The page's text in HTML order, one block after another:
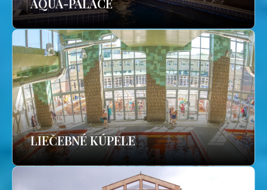
AQUA-PALACE
LIEČEBNÉ KÚPELE